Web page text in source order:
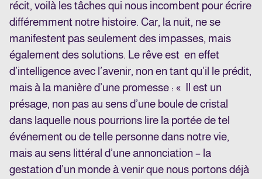
récit, voilà les tâches qui nous incombent pour écrire
différemment notre histoire. Car, la nuit, ne se
manifestent pas seulement des impasses, mais
également des solutions. Le rêve est en effet
d’intelligence avec l’avenir, non en tant qu’il le prédit,
mais à la manière d’une promesse : « Il est un
présage, non pas au sens d’une boule de cristal
dans laquelle nous pourrions lire la portée de tel
événement ou de telle personne dans notre vie,
mais au sens littéral d’une annonciation – la
gestation d’un monde à venir que nous portons déjà